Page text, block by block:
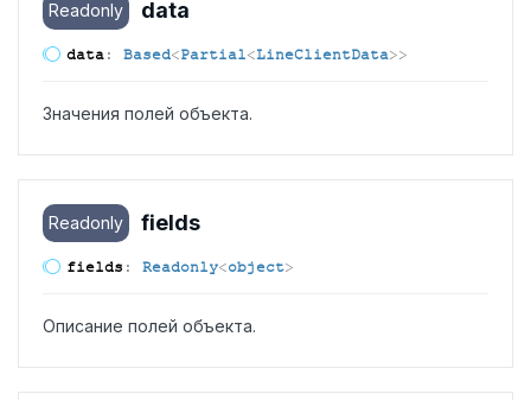
Readonly data
data: Based<Partial<LineClientData>>
Значения полей объекта.
Readonly fields
fields : Readonly<object>
Описание полей объекта.